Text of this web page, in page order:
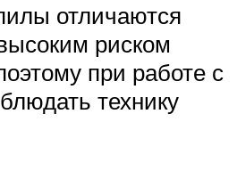
отличаются
риском
при работе с
технику